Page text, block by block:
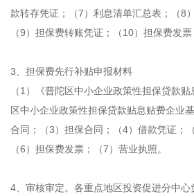
款转存凭证；（7）利息清单汇总表；（8
（9）担保费转账凭证；（10）担保费发票
3、担保费先行补贴申报材料
（1）《普陀区中小企业政策性担保贷款
区中小企业政策性担保贷款贴息贴费企业
合同；（3）担保合同；（4）借款凭证；
（6）担保费发票；（7）营业执照。
4、审核审定。各重点地区投资促进分中